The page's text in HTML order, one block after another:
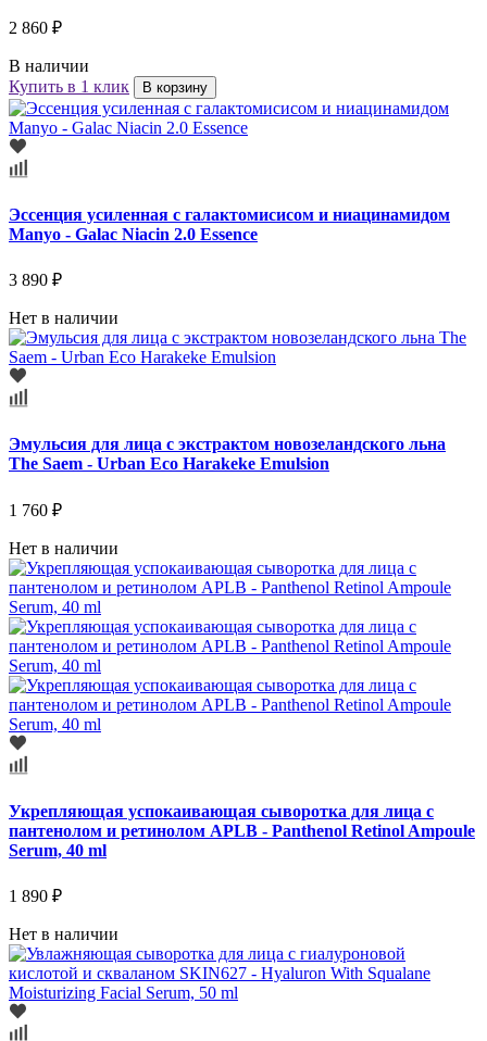
2 860 ₽
В наличии
Купить в 1 клик
В корзину
Эссенция усиленная с галактомисисом и ниацинамидом
Manyo - Galac Niacin 2.0 Essence
3 890 ₽
Нет в наличии
Эмульсия для лица с экстрактом новозеландского льна
The Saem - Urban Eco Harakeke Emulsion
1 760 ₽
Нет в наличии
Укрепляющая успокаивающая сыворотка для лица с
пантенолом и ретинолом APLB - Panthenol Retinol Ampoule
Serum, 40 ml
1 890 ₽
Нет в наличии